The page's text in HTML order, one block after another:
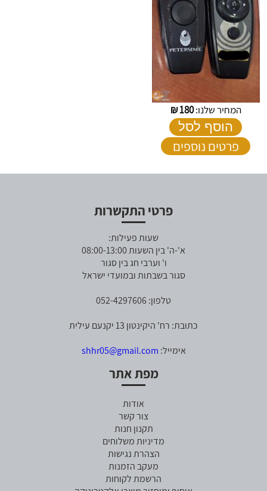
המחיר שלנו:180
₪
הוסף לסל
פרטים נוספים
פרטי התקשרות
שעות פעילות:
א'-ה' בין השעות 08:00-13:00
ו' וערבי חג בין סגור
סגור בשבתות ובמועדי ישראל
טלפון: 052-4297606
כתובת: רח' היקינטון 13 יקנעם עילית
אימייל: shhr05@gmail.com
מפת אתר
אודות
צור קשר
תקנון חנות
מדיניות משלוחים
הצהרת נגישות
מעקב הזמנות
הרשמת לקוחות